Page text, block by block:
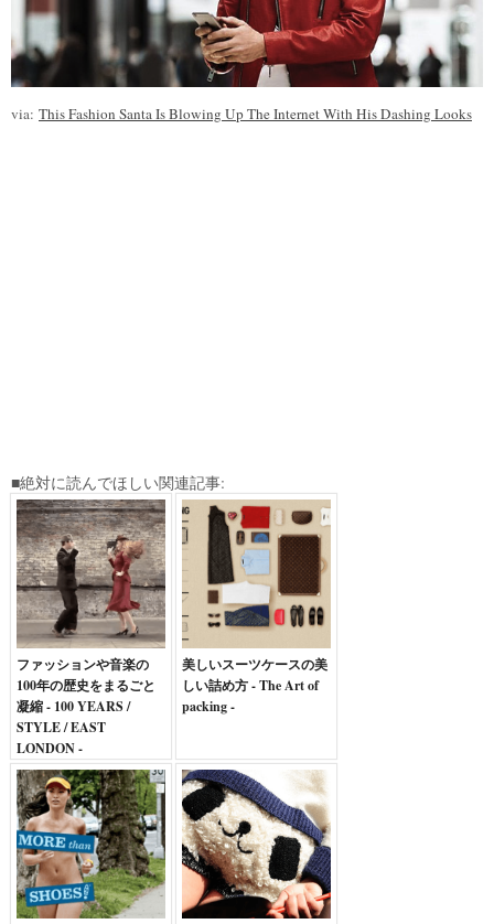
via: This Fashion Santa Is Blowing Up The Internet With His Dashing Looks
■絶対に読んでほしい関連記事:
ファッションや音楽の
100年の歴史をまるごと
凝縮 - 100 YEARS /
STYLE / EAST
LONDON -
美しいスーツケースの美
しい詰め方 - The Art of
packing -